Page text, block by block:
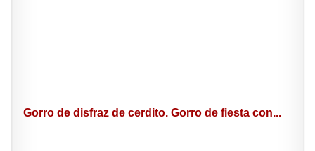
Gorro de disfraz de cerdito. Gorro de fiesta con...